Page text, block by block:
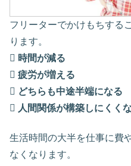
フリーターでかけもちする
ります。
 時間が減る
 疲労が増える
 どちらも中途半端になる
 人間関係が構築しにくく
生活時間の大半を仕事に費
なくなります。